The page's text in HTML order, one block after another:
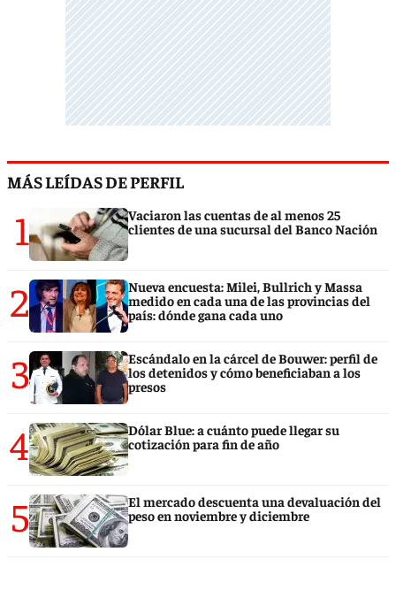
MÁS LEÍDAS DE PERFIL
1
Vaciaron las cuentas de al menos 25
clientes de una sucursal del Banco Nación
2
Nueva encuesta: Milei, Bullrich y Massa
medido en cada una de las provincias del
país: dónde gana cada uno
3
Escándalo en la cárcel de Bouwer: perfil de
los detenidos y cómo beneficiaban a los
presos
4
Dólar Blue: a cuánto puede llegar su
cotización para fin de año
5
El mercado descuenta una devaluación del
peso en noviembre y diciembre